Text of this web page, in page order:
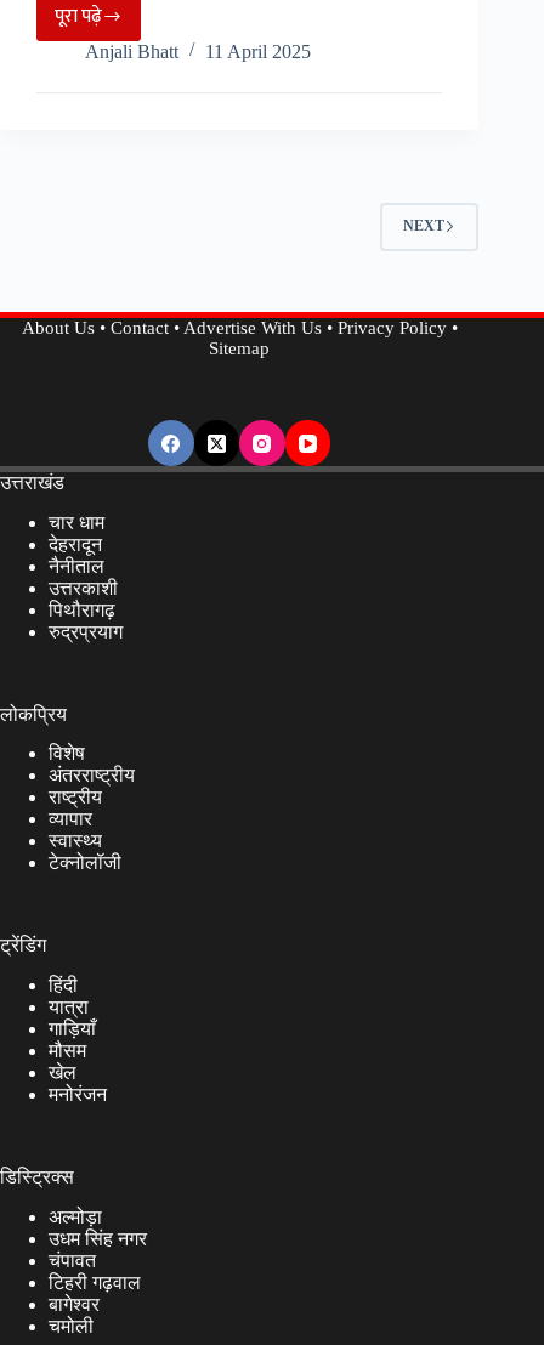
पूरा पढ़ेराज्य
में
नई
सख्त
Anjali Bhatt 11 April 2025
NEXT
About Us• Contact•Advertise With Us• Privacy Policy•
Sitemap
उत्तराखंड
चार धाम
देहरादून
नैनीताल
उत्तरकाशी
पिथौरागढ़
रुद्रप्रयाग
लोकप्रिय
विशेष
अंतरराष्ट्रीय
राष्ट्रीय
व्यापार
स्वास्थ्य
टेक्नोलॉजी
ट्रेंडिंग
हिंदी
यात्रा
गाड़ियाँ
मौसम
खेल
मनोरंजन
डिस्ट्रिक्स
अल्मोड़ा
उधम सिंह नगर
चंपावत
टिहरी गढ़वाल
बागेश्वर
चमोली